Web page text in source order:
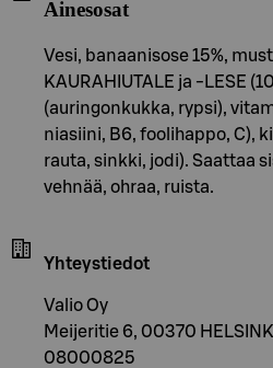
Ainesosat
Vesi, banaanisose 15%,
KAURAHIUTALE ja -LESE
(auringonkukka, rypsi),
niasiini, B6, foolihappo, C),
rauta, sinkki, jodi). Saattaa
vehnää, ohraa, ruista.
Yhteystiedot
Valio Oy
Meijeritie 6, 00370 HELSINKI
08000825